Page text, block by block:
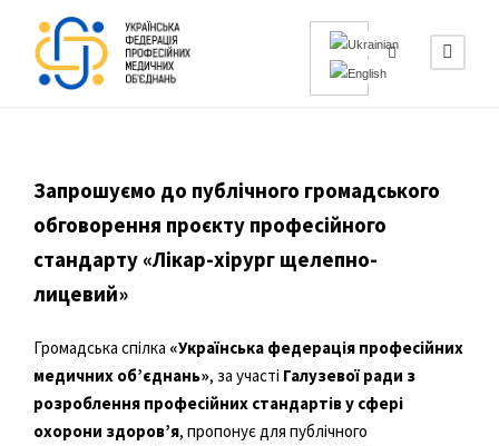
Запрошуємо до публічного громадського
обговорення проєкту професійного
стандарту «Лікар-хірург щелепно-
лицевий»
Громадська спілка «Українська федерація професійних
медичних об’єднань», за участі Галузевої ради з
розроблення професійних стандартів у сфері
охорони здоров’я, пропонує для публічного